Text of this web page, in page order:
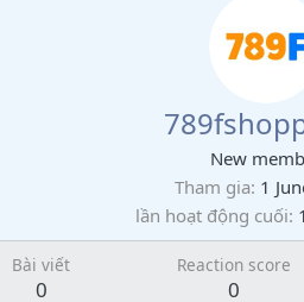
New
Tham gia 1
lần hoạt động cuối
Bài viết
0
Reaction score
0